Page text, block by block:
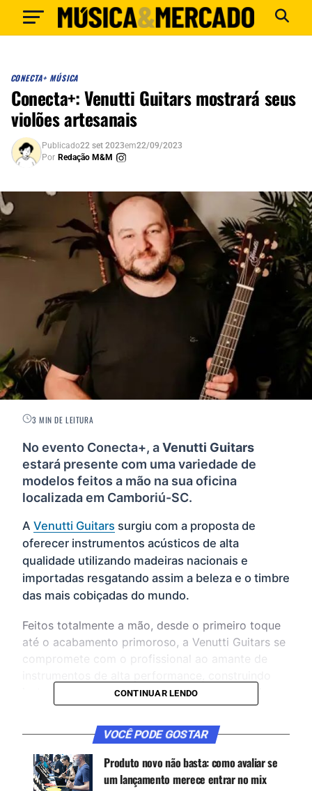
CONECTA+ MÚSICA
Conecta+: Venutti Guitars mostrará seus
violões artesanais
Publicado22 set 2023em22/09/2023
Por Redação M&M
3 MIN DE LEITURA
No evento Conecta+, aVenutti Guitars
estará presente com uma variedade de
modelos feitos a mão na sua oficina
localizada em Camboriú-SC.
A Venutti Guitars surgiu com a proposta de
oferecer instrumentos acústicos de alta
qualidade utilizando madeiras nacionais e
importadas resgatando assim a beleza e o timbre
das mais cobiçadas do mundo.
Feitos totalmente a mão, desde o primeiro toque
até o acabamento primoroso, a Venutti Guitars se
compromete com o profissional ao amante de
instrumentos únicos, com muita personalidade.
CONTINUE ACOMPANHANDO
Receba novas matérias do Música & Mercado no
WhatsApp e no Google News.
CONTINUAR LENDO
VOCÊ PODE GOSTAR
Produto novo não basta: como avaliar se
um lançamento merece entrar no mix